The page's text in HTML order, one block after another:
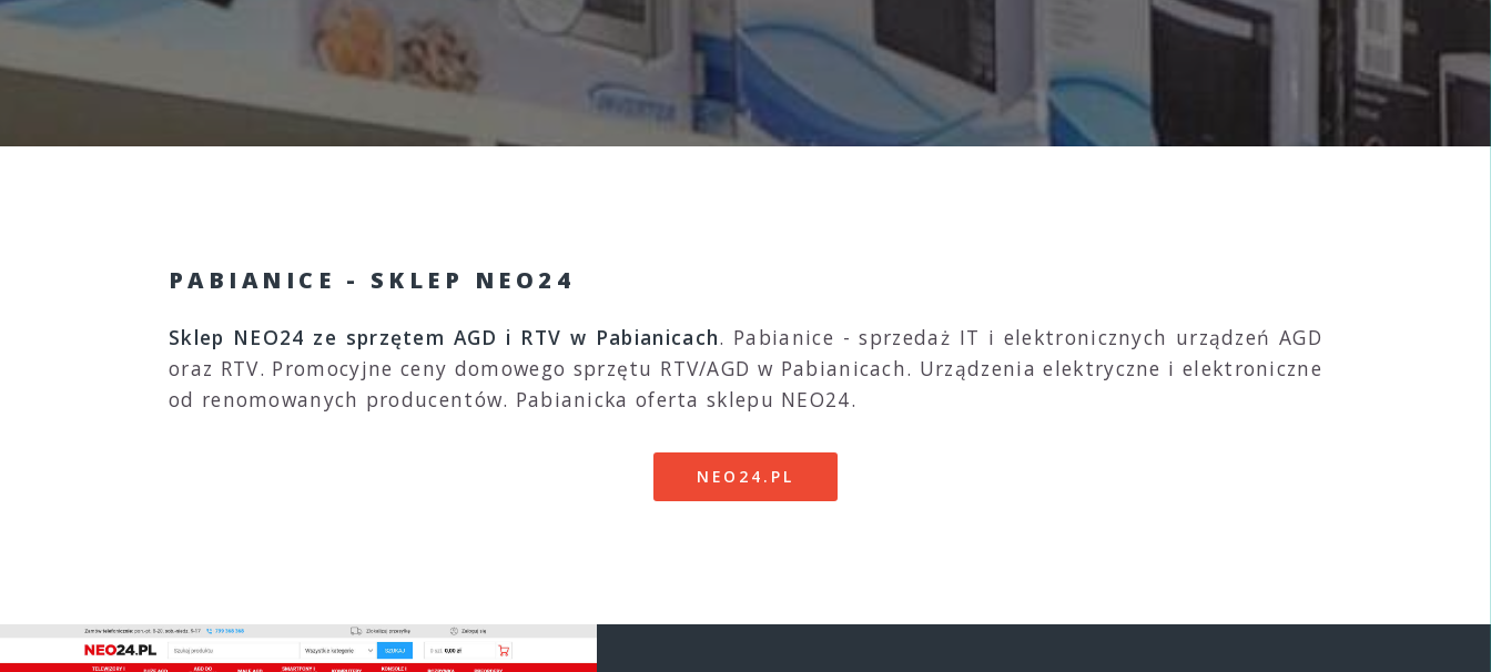
PABIANICE - SKLEP NEO24
Sklep NEO24 ze sprzętem AGD i RTV w Pabianicach. Pabianice - sprzedaż IT i elektronicznych urządzeń AGD
oraz RTV. Promocyjne ceny domowego sprzętu RTV/AGD w Pabianicach. Urządzenia elektryczne i elektroniczne
od renomowanych producentów. Pabianicka oferta sklepu NEO24.
NEO24.PL